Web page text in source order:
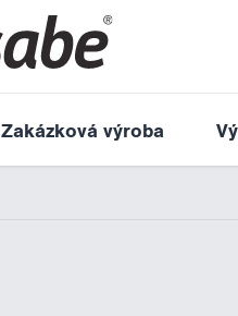
Zakázková výroba